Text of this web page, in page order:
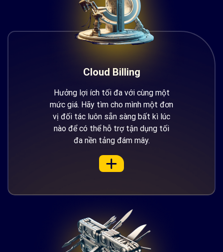
Cloud Billing
Hưởng lợi ích tối đa với cùng một
mức giá. Hãy tìm cho mình một đơn
vị đối tác luôn sẵn sàng bất kì lúc
nào để có thể hỗ trợ tận dụng tối
đa nền tảng đám mây.